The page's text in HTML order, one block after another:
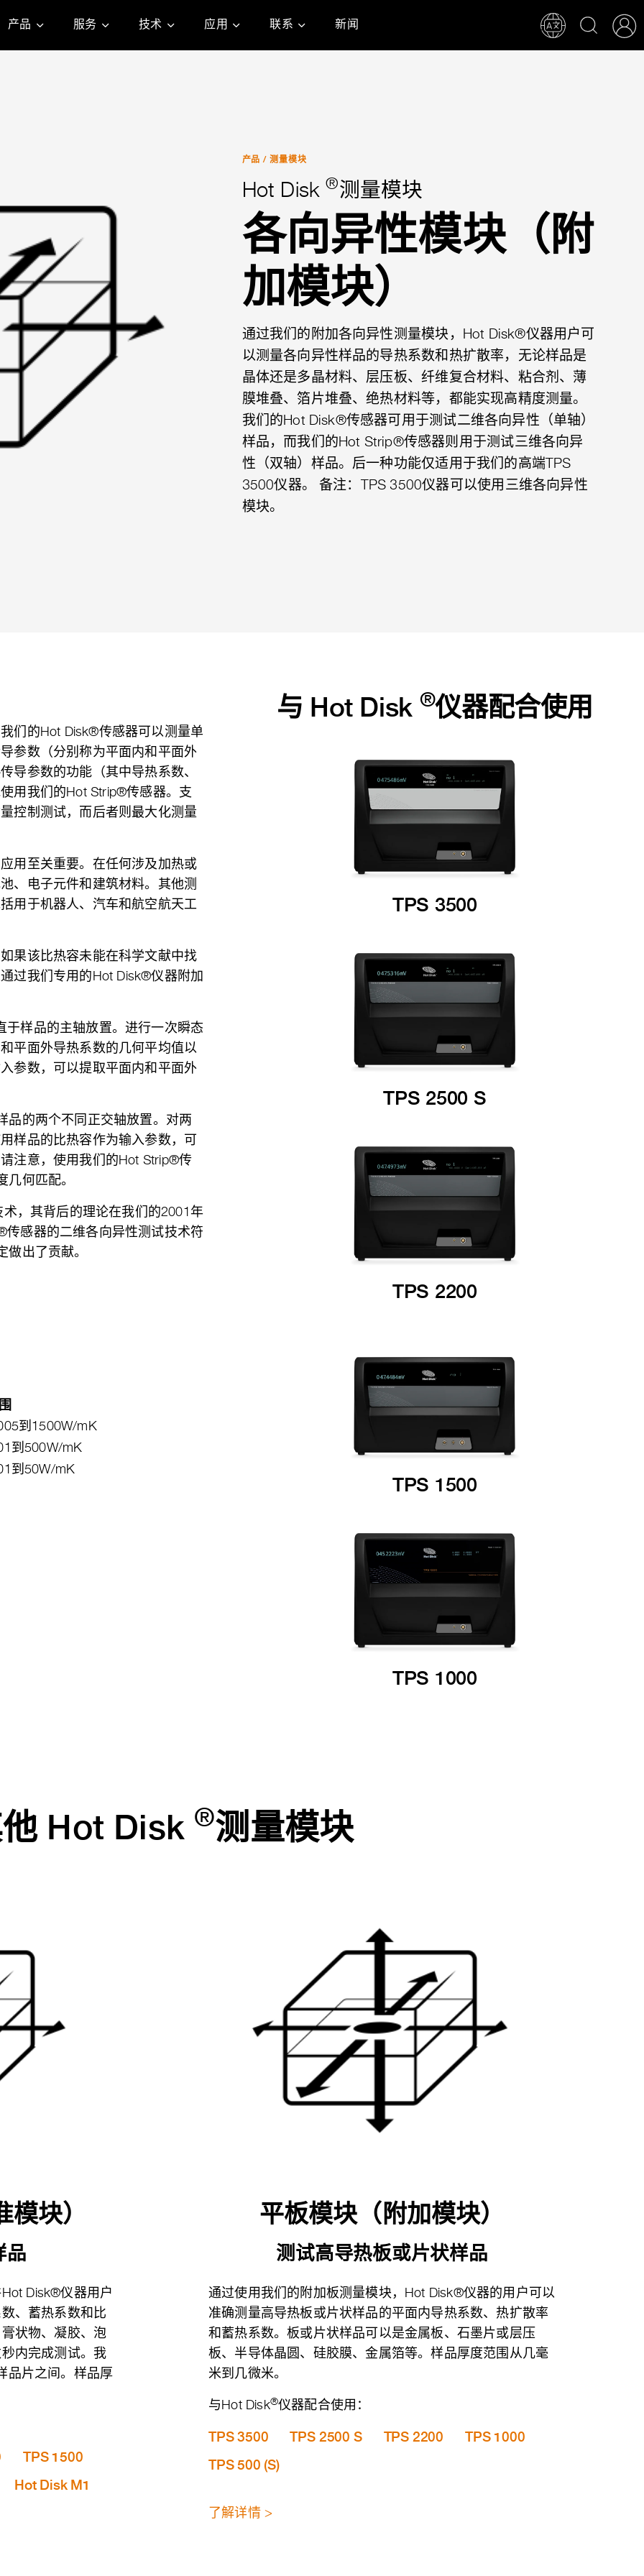
产品 服务 技术 应用 联系 新闻
产品 /测量模块
Hot Disk®测量模块
各向异性模块（附
加模块）
通过我们的附加各向异性测量模块，Hot Disk®仪器用户可
以测量各向异性样品的导热系数和热扩散率，无论样品是
晶体还是多晶材料、层压板、纤维复合材料、粘合剂、薄
膜堆叠、箔片堆叠、绝热材料等，都能实现高精度测量。
我们的Hot Disk®传感器可用于测试二维各向异性（单轴）
样品，而我们的Hot Strip®传感器则用于测试三维各向异
性（双轴）样品。后一种功能仅适用于我们的高端TPS
3500仪器。 备注：TPS 3500仪器可以使用三维各向异性
模块。
们的Hot Disk®传感器可以测量单
参数（分别称为平面内和平面外
导参数的功能（其中导热系数、
用我们的Hot Strip®传感器。支
控制测试，而后者则最大化测量
用至关重要。在任何涉及加热或
、电子元件和建筑材料。其他测
用于机器人、汽车和航空航天工
果该比热容未能在科学文献中找
过我们专用的Hot Disk®仪器附加
样品的主轴放置。进行一次瞬态
平面外导热系数的几何平均值以
参数，可以提取平面内和平面外
品的两个不同正交轴放置。对两
样品的比热容作为输入参数，可
注意，使用我们的Hot Strip®传
何匹配。
，其背后的理论在我们的2001年
感器的二维各向异性测试技术符
做出了贡献。
到1500W/mK
到500W/mK
到50W/mK
与 Hot Disk ®仪器配合使用
TPS 3500
TPS 2500 S
TPS 2200
TPS 1500
TPS 1000
Hot Disk ®测量模块
块）
品
Disk®仪器用户
、蓄热系数和比
状物、凝胶、泡
内完成测试。我
品片之间。样品厚
TPS 1500
Hot Disk M1
平板模块（附加模块）
测试高导热板或片状样品
通过使用我们的附加板测量模块，Hot Disk®仪器的用户可以
准确测量高导热板或片状样品的平面内导热系数、热扩散率
和蓄热系数。板或片状样品可以是金属板、石墨片或层压
板、半导体晶圆、硅胶膜、金属箔等。样品厚度范围从几毫
米到几微米。
与Hot Disk®仪器配合使用：
TPS 3500 TPS 2500 S TPS 2200
TPS 1000
TPS 500 (S)
了解详情 >